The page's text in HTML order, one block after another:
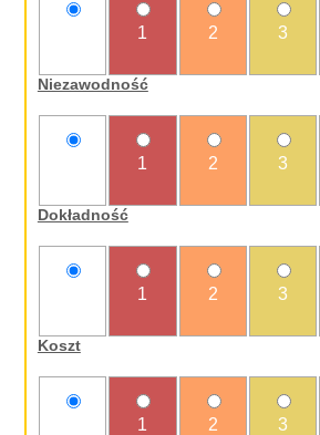
1 2 3
Niezawodność
1 2 3
Dokładność
1 2 3
Koszt
1 2 3